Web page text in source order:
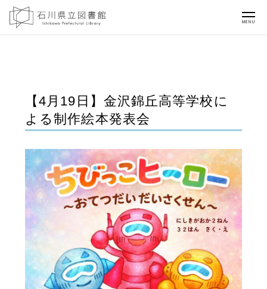
MENU
【4月19日】金沢錦丘高等学校に
よる制作絵本発表会